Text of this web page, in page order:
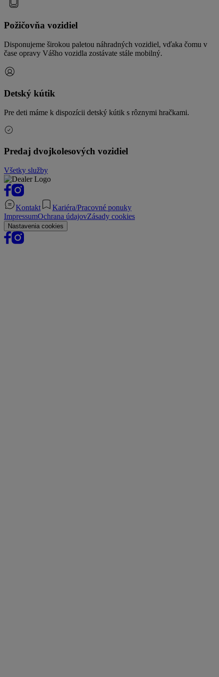
Požičovňa vozidiel
Disponujeme širokou paletou náhradných vozidiel, vďaka čomu v
čase opravy Vášho vozidla zostávate stále mobilný.
Detský kútik
Pre deti máme k dispozícii detský kútik s rôznymi hračkami.
Predaj dvojkolesových vozidiel
Všetky služby
Kontakt
Kariéra/Pracovné ponuky
ImpressumOchrana údajovZásady cookies
Nastavenia cookies